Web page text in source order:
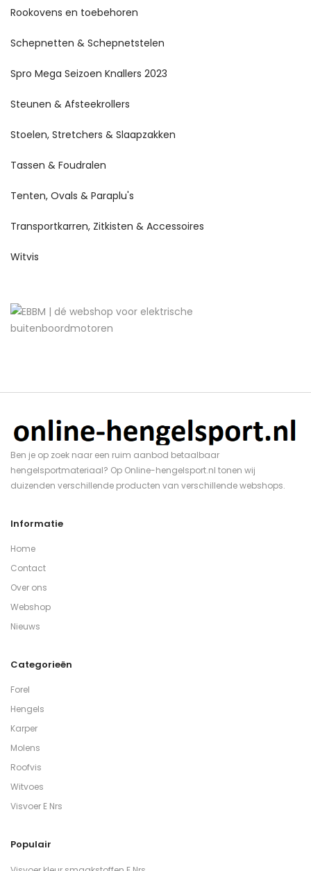
Rookovens en toebehoren
Schepnetten & Schepnetstelen
Spro Mega Seizoen Knallers 2023
Steunen & Afsteekrollers
Stoelen, Stretchers & Slaapzakken
Tassen & Foudralen
Tenten, Ovals & Paraplu's
Transportkarren, Zitkisten & Accessoires
Witvis
Ben je op zoek naar een ruim aanbod betaalbaar
hengelsportmateriaal? Op Online-hengelsport.nl tonen wij
duizenden verschillende producten van verschillende webshops.
Informatie
Home
Contact
Over ons
Webshop
Nieuws
Categorieën
Forel
Hengels
Karper
Molens
Roofvis
Witvoes
Visvoer E Nrs
Populair